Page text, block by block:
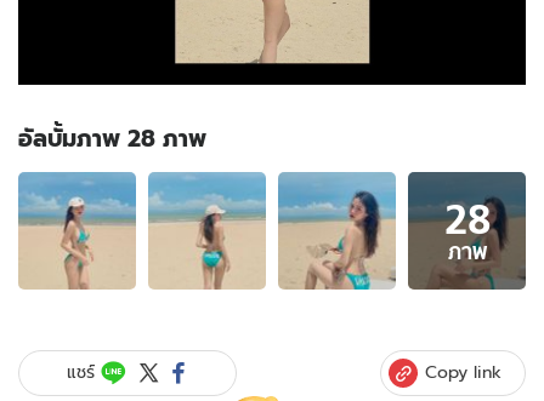
อัลบั้มภาพ 28 ภาพ
อัลบั้ม
ภาพ
28
ของ
ลมฝน
“เอื้อย”
28
ภาพ
แชร์ Copy link